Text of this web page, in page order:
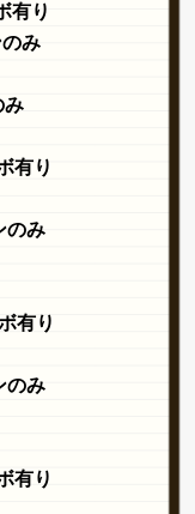
有り
み
み
有り
のみ
有り
のみ
有り